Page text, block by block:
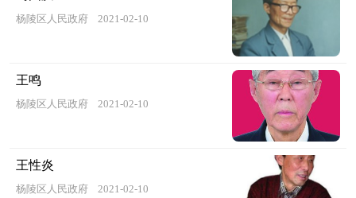
杨陵区人民政府 2021-02-10
王鸣
杨陵区人民政府 2021-02-10
王性炎
杨陵区人民政府 2021-02-10